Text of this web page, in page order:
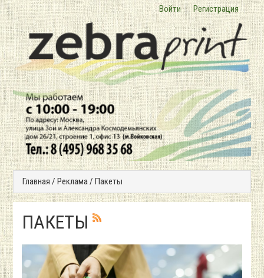
Войти Регистрация
Главная / Реклама/ Пакеты
ПАКЕТЫ